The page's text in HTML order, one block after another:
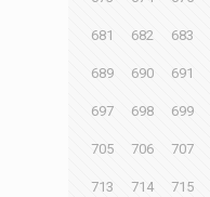
681 682 683
689 690 691
697 698 699
705 706 707
713 714 715